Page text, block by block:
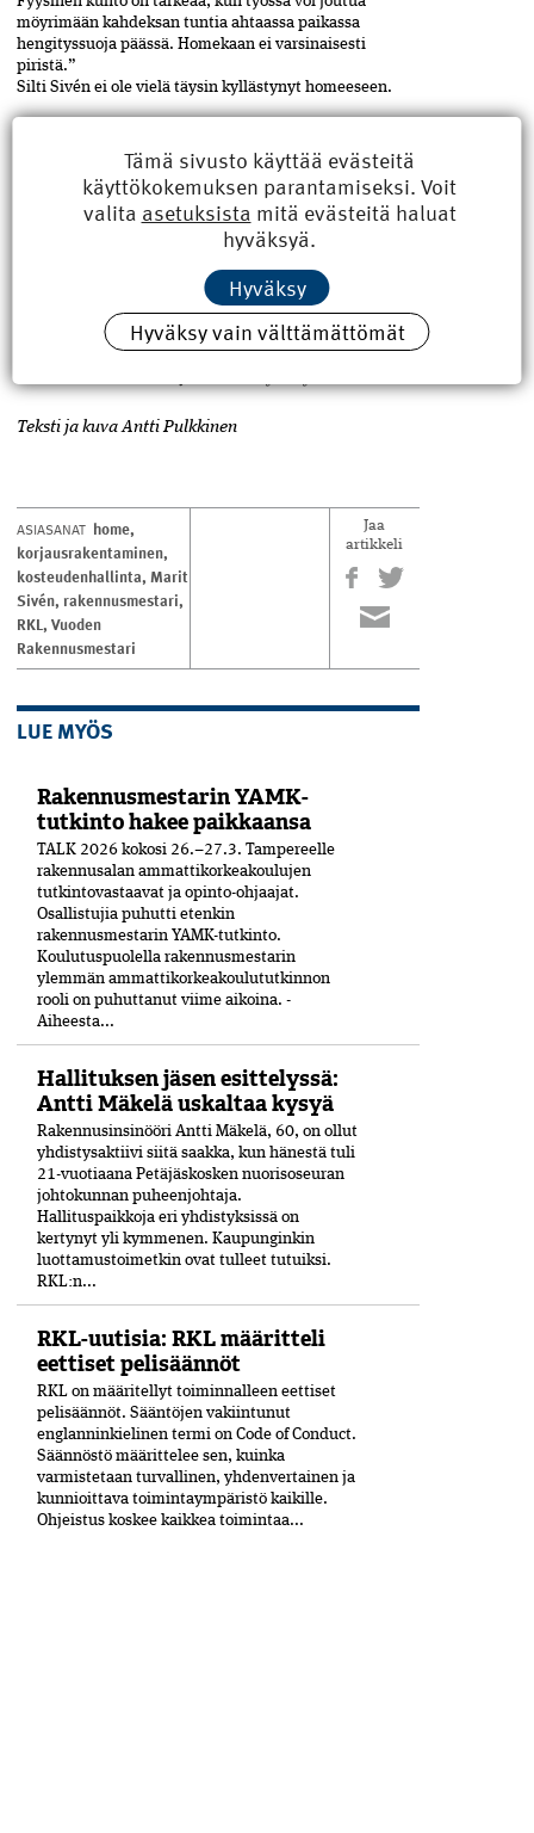
möyrimään kahdeksan tuntia ahtaassa paikassa
hengityssuoja päässä. Homekaan ei varsinaisesti
piristä.”
Silti Sivén ei ole vielä täysin kyllästynyt homeeseen.
Marit Sivén
Vuoden Rakennus­mestari 2023.
Rakennusterveysasian­tuntija RTA.
Keski-Uudenmaan Rakennus­mestarit ja -
insinöörit AMK ry:n kunniapuheenjohtaja.
Teksti ja kuva Antti Pulkkinen
ASIASANAT home,
korjausrakentaminen,
kosteudenhallinta, Marit
Sivén, rakennusmestari,
RKL, Vuoden
Rakennusmestari
Jaa
artikkeli
LUE MYÖS
Rakennusmestarin YAMK-
tutkinto hakee paikkaansa
TALK 2026 kokosi 26.–27.3. Tampereelle
rakennusalan ammattikorkeakoulujen
tutkintovastaavat ja opinto-ohjaajat.
Osallistujia puhutti etenkin
rakennusmestarin YAMK-tutkinto.
Koulutuspuolella rakennusmestarin
ylemmän ammattikorkeakoulututkinnon
rooli on puhuttanut viime ­aikoina. ­
Aiheesta...
Hallituksen jäsen esittelyssä:
Antti Mäkelä uskaltaa kysyä
Rakennusinsinööri Antti Mäkelä, 60, on ollut
yhdistysaktiivi siitä saakka, kun hänestä tuli
21-vuo­tiaana Petäjäskosken nuoriso­seuran
johtokunnan puheenjohtaja.
Hallituspaikkoja eri yhdistyksissä on
kertynyt yli kymmenen. Kaupunginkin
luottamustoimetkin ovat tulleet tutuiksi.
RKL:n...
RKL-uutisia: RKL määritteli
eettiset pelisäännöt
RKL on määritellyt toiminnalleen eettiset
peli­säännöt. Sääntöjen vakiintunut
englanninkielinen termi on Code of Conduct.
Säännöstö määrittelee sen, kuinka
varmistetaan turvallinen, yhdenvertainen ja
kun­nioittava toimintaympäristö kaikille.
Ohjeistus koskee kaikkea toimintaa...
Tämä sivusto käyttää evästeitä
käyttökokemuksen parantamiseksi. Voit
valita asetuksista mitä evästeitä haluat
hyväksyä.
Hyväksy
Hyväksy vain välttämättömät